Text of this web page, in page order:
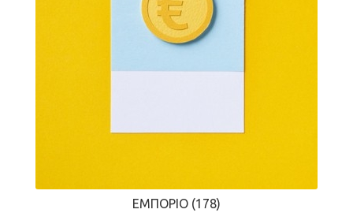
ΕΜΠΌΡΙΟ (178)